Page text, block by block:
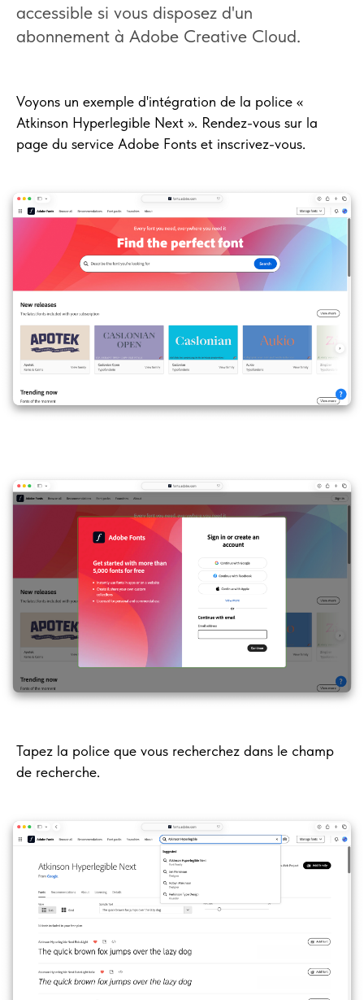
accessible si vous disposez d'un
abonnement à Adobe Creative Cloud.
Voyons un exemple d'intégration de la police «
Atkinson Hyperlegible Next ». Rendez-vous sur la
page du service Adobe Fonts et inscrivez-vous.
Tapez la police que vous recherchez dans le champ
de recherche.